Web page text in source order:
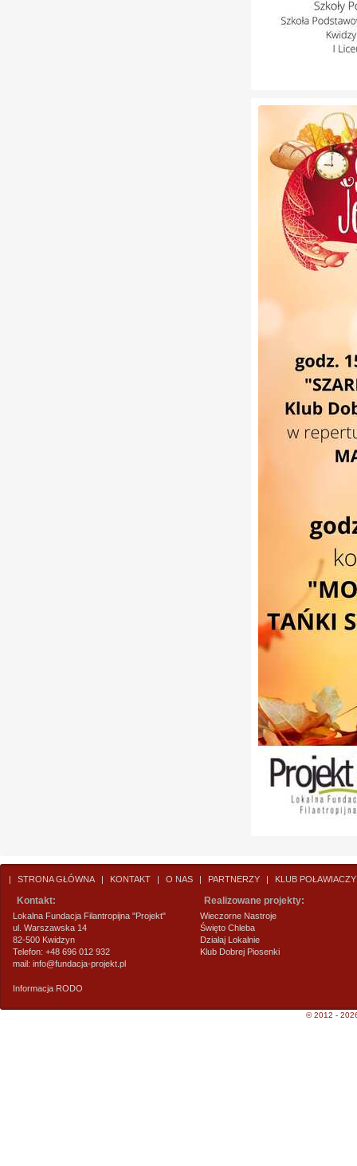
| STRONA GŁÓWNA | KONTAKT | O NAS | PARTNERZY | KLUB
Kontakt:
Lokalna Fundacja Filantropijna "Projekt"
ul. Warszawska 14
82-500 Kwidzyn
Telefon: +48 696 012 932
mail: info@fundacja-projekt.pl
Informacja RODO
Realizowane projekty:
Wieczorne Nastroje
Święto Chleba
Działaj Lokalnie
Klub Dobrej Piosenki
© 2012 -